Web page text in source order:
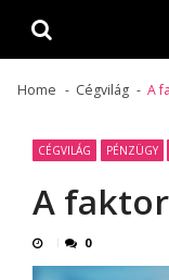
Home Cégvilág A
CÉGVILÁG PÉNZÜGY
A
0